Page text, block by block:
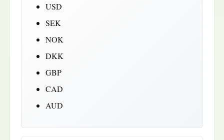
USD
SEK
NOK
DKK
GBP
CAD
AUD